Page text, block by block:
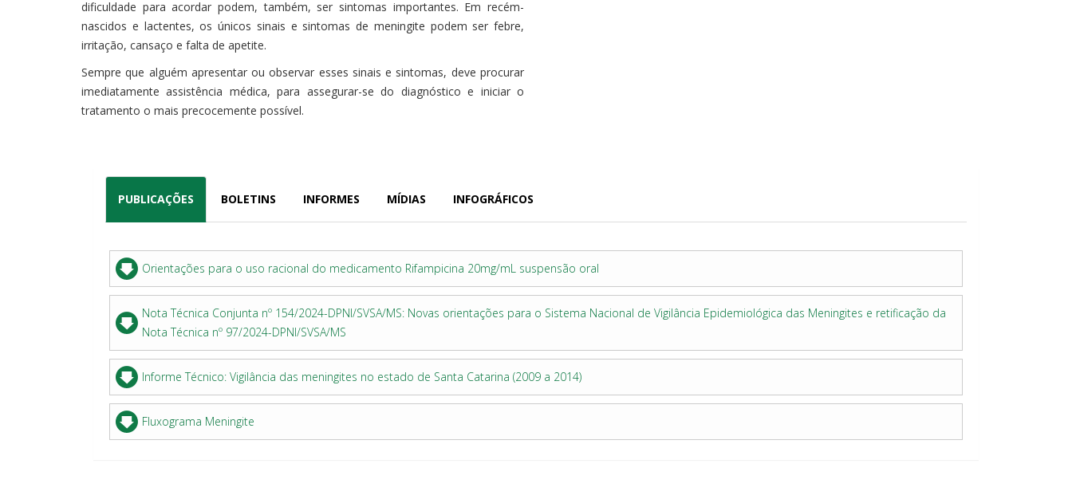
dificuldade para acordar podem, também, ser sintomas importantes. Em recém-
nascidos e lactentes, os únicos sinais e sintomas de meningite podem ser febre,
irritação, cansaço e falta de apetite.
Sempre que alguém apresentar ou observar esses sinais e sintomas, deve procurar
imediatamente assistência médica, para assegurar-se do diagnóstico e iniciar o
tratamento o mais precocemente possível.
PUBLICAÇÕES BOLETINS INFORMES MÍDIAS INFOGRÁFICOS
Orientações para o uso racional do medicamento Rifampicina 20mg/mL suspensão oral
Nota Técnica Conjunta nº 154/2024-DPNI/SVSA/MS: Novas orientações para o Sistema Nacional de Vigilância Epidemiológica das Meningites e retificação da
Nota Técnica nº 97/2024-DPNI/SVSA/MS
Informe Técnico: Vigilância das meningites no estado de Santa Catarina (2009 a 2014)
Fluxograma Meningite